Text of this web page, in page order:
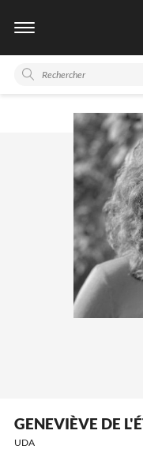
GENEVIÈVE DE
UDA